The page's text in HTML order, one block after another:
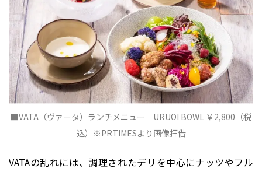
■VATA（ヴァータ）ランチメニュー URUOI BOWL ￥2,800（税
込）※PRTIMESより画像拝借
VATAの乱れには、調理されたデリを中心にナッツやフル